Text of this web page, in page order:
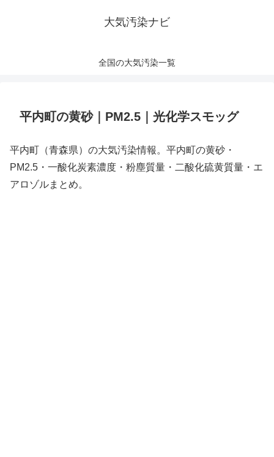
大気汚染ナビ
全国の大気汚染一覧
平内町の黄砂｜PM2.5｜光化学スモッグ
平内町（青森県）の大気汚染情報。平内町の黄砂・
PM2.5・一酸化炭素濃度・粉塵質量・二酸化硫黄質量・エ
アロゾルまとめ。